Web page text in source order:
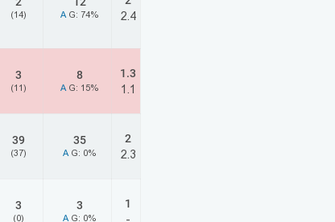
(14) A G: 74%
2.4
3
(11)
8
A G: 15%
1.3
1.1
39
(37)
35
A G: 0%
2
2.3
3
(0)
3
A G: 0%
1